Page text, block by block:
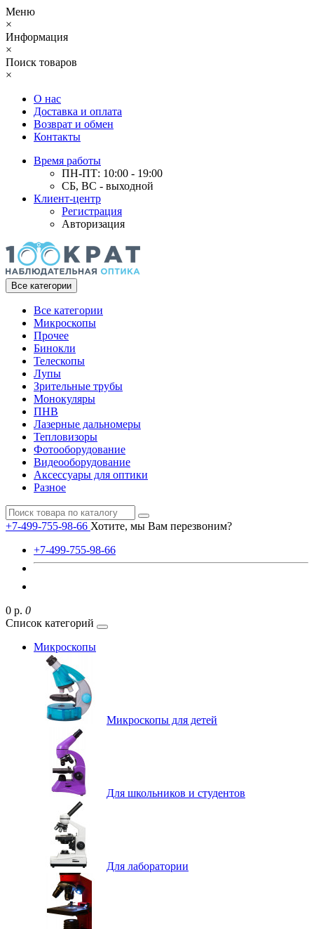
Меню
×
Информация
×
Поиск товаров
×
О нас
Доставка и оплата
Возврат и обмен
Контакты
Время работы
ПН-ПТ: 10:00 - 19:00
СБ, ВС - выходной
Клиент-центр
Регистрация
Авторизация
Все категории
Все категории
Микроскопы
Прочее
Бинокли
Телескопы
Лупы
Зрительные трубы
Монокуляры
ПНВ
Лазерные дальномеры
Тепловизоры
Фотооборудование
Видеооборудование
Аксессуары для оптики
Разное
+7-499-755-98-66 Хотите, мы Вам перезвоним?
+7-499-755-98-66
0 р. 0
Список категорий
Микроскопы
Микроскопы для детей
Для школьников и студентов
Для лаборатории